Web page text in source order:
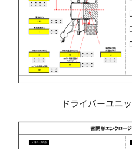
ドライバーユニ